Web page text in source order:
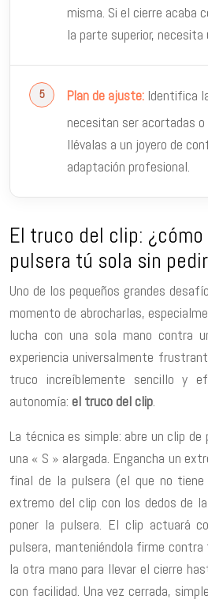
misma. Si el cierre acaba
la parte superior, necesita
Plan de ajuste: Identifica
necesitan ser acortadas
llévalas a un joyero de
adaptación profesional.
El truco del clip:
pulsera tú sola sin
Uno de los pequeños grandes
momento de abrocharlas,
lucha con una sola mano contra
experiencia universalmente
truco increíblemente sencillo y
autonomía: el truco del clip.
La técnica es simple: abre un clip de
una « S » alargada. Engancha un
final de la pulsera (el que no
extremo del clip con los dedos de
poner la pulsera. El clip actuará
pulsera, manteniéndola firme
la otra mano para llevar el cierre
con facilidad. Una vez cerrada,